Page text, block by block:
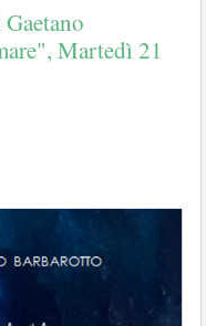
Martedì 21